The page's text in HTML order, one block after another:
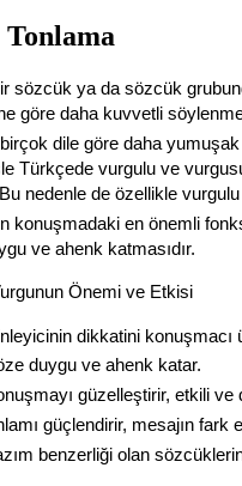
sözcük ya da sözcük
göre daha kuvvetli
dile göre daha
Türkçede vurgulu ve
nedenle de özellikle
konuşmadaki en önemli
ve ahenk katmasıdır.
Önemi ve Etkisi
dikkatini konuşmacı
duygu ve ahenk katar.
güzelleştirir, etkili ve
güçlendirir, mesajın fark
benzerliği olan